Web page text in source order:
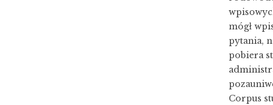
mógł
pytania,
pobiera
Corpus